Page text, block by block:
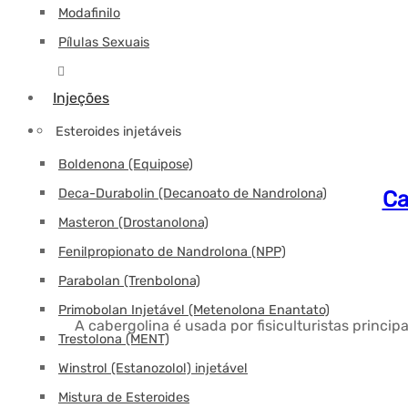
Modafinilo
Pílulas Sexuais
Injeções
Esteroides injetáveis
Boldenona (Equipose)
Deca-Durabolin (Decanoato de Nandrolona)
Masteron (Drostanolona)
Fenilpropionato de Nandrolona (NPP)
Parabolan (Trenbolona)
Primobolan Injetável (Metenolona Enantato)
Trestolona (MENT)
Winstrol (Estanozolol) injetável
Mistura de Esteroides
A cabergolina é usada por fisiculturistas